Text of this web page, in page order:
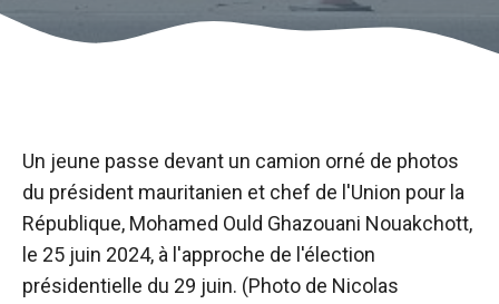
Un jeune passe devant un camion orné de photos
du président mauritanien et chef de l'Union pour la
République, Mohamed Ould Ghazouani Nouakchott,
le 25 juin 2024, à l'approche de l'élection
présidentielle du 29 juin. (Photo de Nicolas